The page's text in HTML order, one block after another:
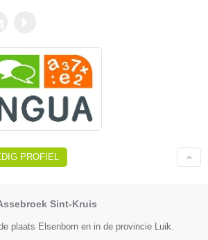
PROFIEL
Sint-Kruis
plaats Elsenborn en in de provincie Luik.